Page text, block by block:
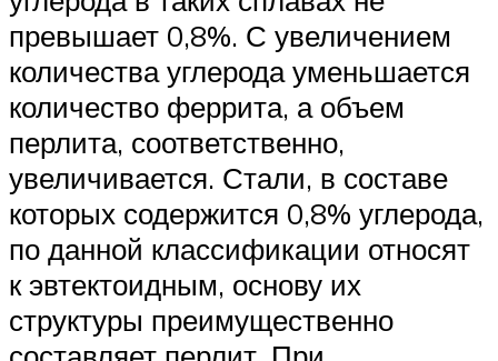
превышает 0,8%. С увеличением
количества углерода уменьшается
количество феррита, а объем
перлита, соответственно,
увеличивается. Стали, в составе
которых содержится 0,8% углерода,
по данной классификации относят
к эвтектоидным, основу их
структуры преимущественно